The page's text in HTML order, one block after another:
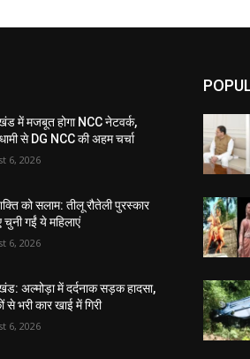
में मजबूत होगा NCC नेटवर्क,
से DG NCC की अहम चर्चा
6, 2026
को सलाम: तीलू रौतेली पुरस्कार
चुनी गईं ये महिलाएं
6, 2026
अल्मोड़ा में दर्दनाक सड़क हादसा,
से भरी कार खाई में गिरी
6, 2026